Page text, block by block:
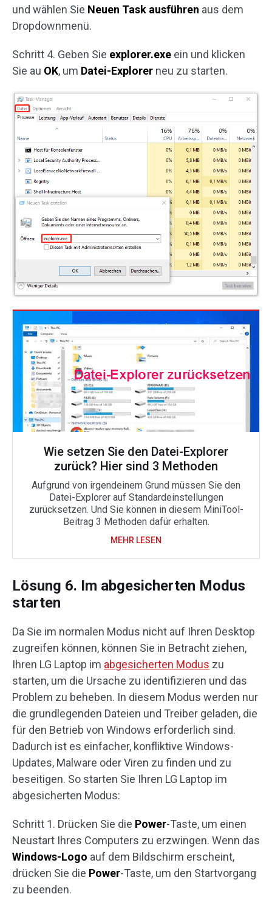
und wählen Sie Neuen Task ausführen aus dem
Dropdownmenü.
Schritt 4. Geben Sie explorer.exe ein und klicken
Sie au OK, um Datei-Explorer neu zu starten.
Wie setzen Sie den Datei-Explorer
zurück? Hier sind 3 Methoden
Aufgrund von irgendeinem Grund müssen Sie den
Datei-Explorer auf Standardeinstellungen
zurücksetzen. Und Sie können in diesem MiniTool-
Beitrag 3 Methoden dafür erhalten.
MEHR LESEN
Lösung 6. Im abgesicherten Modus
starten
Da Sie im normalen Modus nicht auf Ihren Desktop
zugreifen können, können Sie in Betracht ziehen,
Ihren LG Laptop im abgesicherten Modus zu
starten, um die Ursache zu identifizieren und das
Problem zu beheben. In diesem Modus werden nur
die grundlegenden Dateien und Treiber geladen, die
für den Betrieb von Windows erforderlich sind.
Dadurch ist es einfacher, konfliktive Windows-
Updates, Malware oder Viren zu finden und zu
beseitigen. So starten Sie Ihren LG Laptop im
abgesicherten Modus:
Schritt 1. Drücken Sie die Power-Taste, um einen
Neustart Ihres Computers zu erzwingen. Wenn das
Windows-Logo auf dem Bildschirm erscheint,
drücken Sie die Power-Taste, um den Startvorgang
zu beenden.